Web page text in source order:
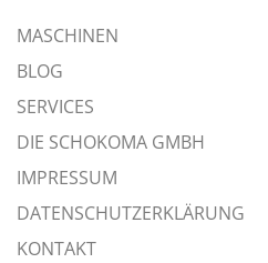
MASCHINEN
BLOG
SERVICES
DIE SCHOKOMA GMBH
IMPRESSUM
DATENSCHUTZERKLÄRUNG
KONTAKT